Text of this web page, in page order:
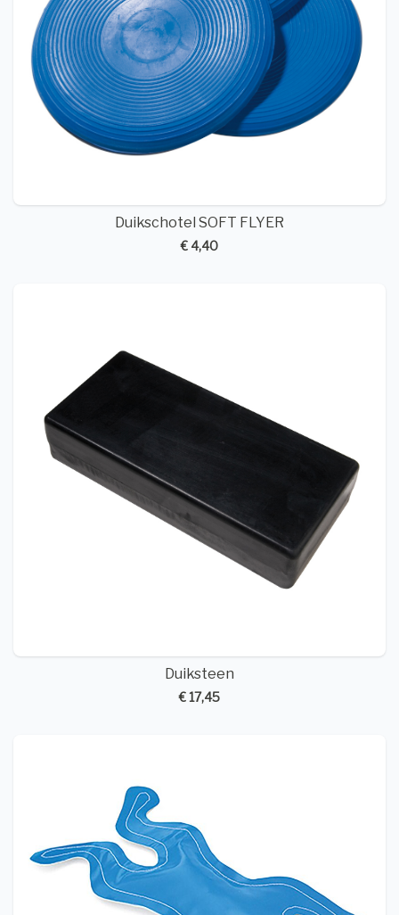
Duikschotel SOFT FLYER
€ 4,40
Duiksteen
€ 17,45